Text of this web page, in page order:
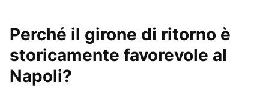
Perché il girone di ritorno è
storicamente favorevole al
Napoli?